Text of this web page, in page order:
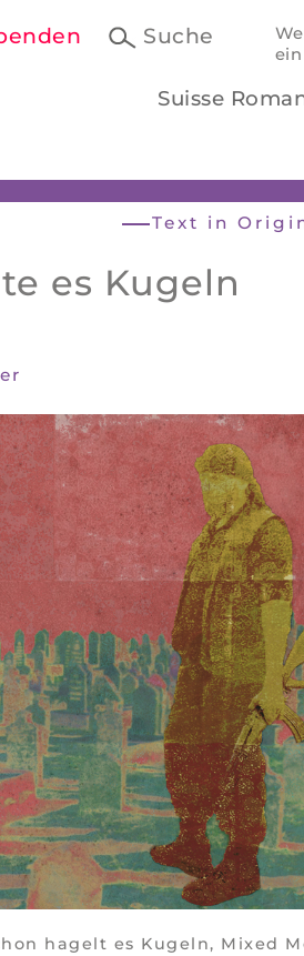
Suche
Suisse
Text in
es Kugeln
hagelt es Kugeln, Mixed